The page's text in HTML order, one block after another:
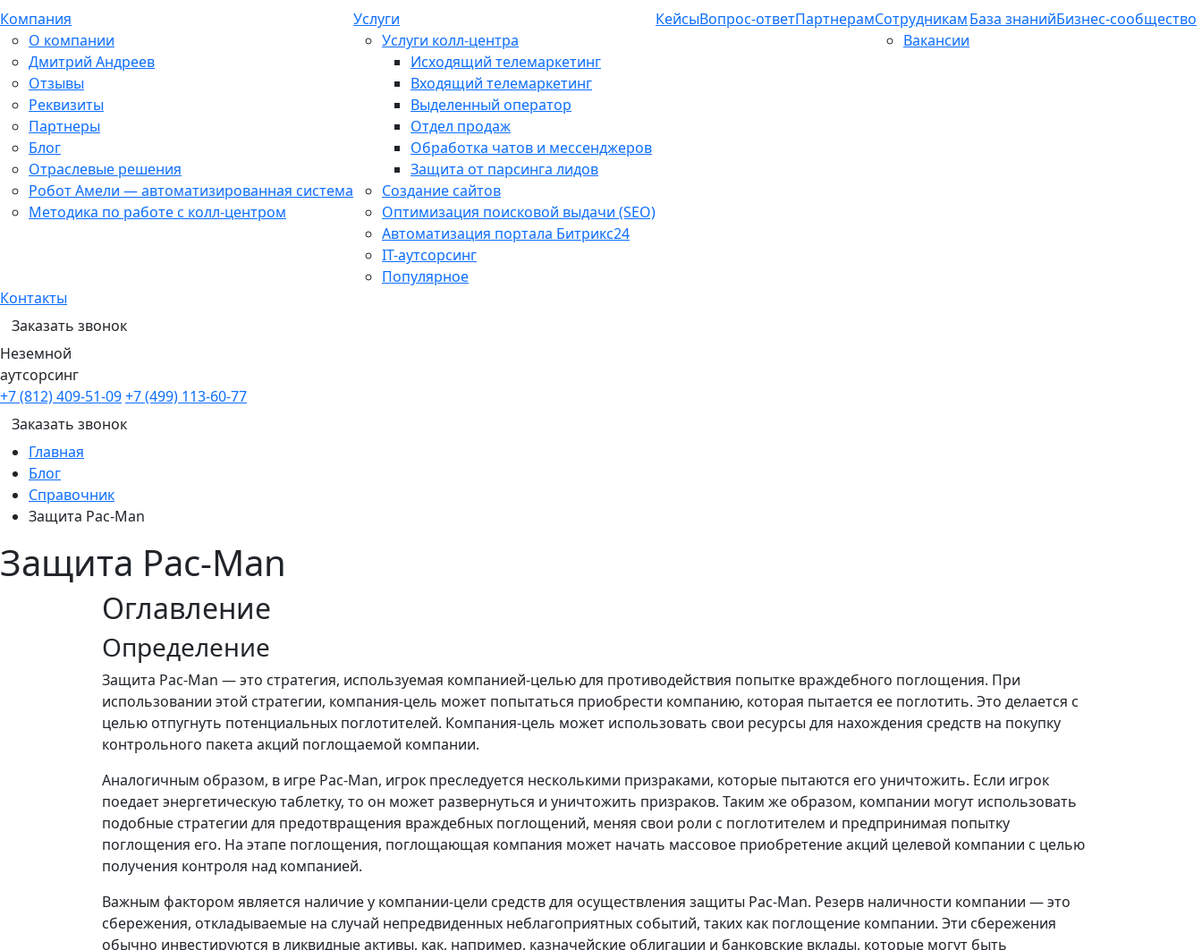
Компания
О компании
Дмитрий Андреев
Отзывы
Реквизиты
Партнеры
Блог
Отраслевые решения
Робот Амели — автоматизированная система
Методика по работе с колл-центром
Услуги
Услуги колл-центра
Исходящий телемаркетинг
Входящий телемаркетинг
Выделенный оператор
Отдел продаж
Обработка чатов и мессенджеров
Защита от парсинга лидов
Создание сайтов
Оптимизация поисковой выдачи (SEO)
Автоматизация портала Битрикс24
IT-аутсорсинг
Популярное
КейсыВопрос-ответПартнерамСотрудникам
Вакансии
База знанийБизнес-сообщество
Контакты
Заказать звонок
Неземной
аутсорсинг
+7 (812) 409-51-09+7 (499) 113-60-77
Заказать звонок
Главная
Блог
Справочник
Защита Pac-Man
Защита Pac-Man
Оглавление
Определение
Защита Pac-Man — это стратегия, используемая компанией-целью для противодействия попытке враждебного поглощения. При
использовании этой стратегии, компания-цель может попытаться приобрести компанию, которая пытается ее поглотить. Это делается с
целью отпугнуть потенциальных поглотителей. Компания-цель может использовать свои ресурсы для нахождения средств на покупку
контрольного пакета акций поглощаемой компании.
Аналогичным образом, в игре Pac-Man, игрок преследуется несколькими призраками, которые пытаются его уничтожить. Если игрок
поедает энергетическую таблетку, то он может развернуться и уничтожить призраков. Таким же образом, компании могут использовать
подобные стратегии для предотвращения враждебных поглощений, меняя свои роли с поглотителем и предпринимая попытку
поглощения его. На этапе поглощения, поглощающая компания может начать массовое приобретение акций целевой компании с целью
получения контроля над компанией.
Важным фактором является наличие у компании-цели средств для осуществления защиты Pac-Man. Резерв наличности компании — это
сбережения, откладываемые на случай непредвиденных неблагоприятных событий, таких как поглощение компании. Эти сбережения
обычно инвестируются в ликвидные активы, как, например, казначейские облигации и банковские вклады, которые могут быть